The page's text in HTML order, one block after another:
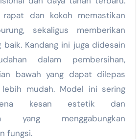
rapat dan kokoh memastikan
sekaligus memberikan
baik. Kandang ini juga didesain
dalam pembersihan,
bawah yang dapat dilepas
mudah. Model ini sering
kesan estetik dan
yang menggabungkan
fungsi.